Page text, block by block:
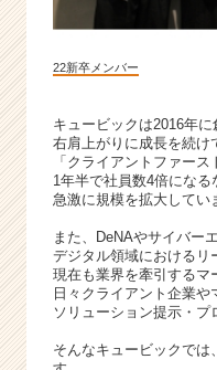
22新卒メンバー
キュービックは2016年に
右肩上がりに成長を続け
「クライアントファース
1年半で社員数4倍になる
急激に規模を拡大してい
また、DeNAやサイバー
デジタル領域におけるリ
現在も業界を牽引するマ
日々クライアント企業や
ソリューション提示・プ
そんなキュービックでは